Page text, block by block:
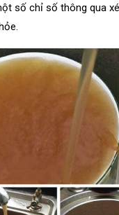
số chỉ số thông qua